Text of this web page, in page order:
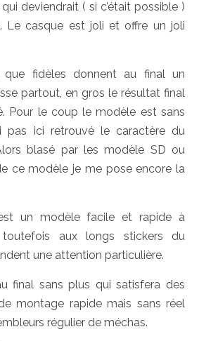
deviendrait ( si c’était possible )
Le casque est joli et offre un joli
que fidèles donnent au final un
partout, en gros le résultat final
Pour le coup le modèle est sans
pas ici retrouvé le caractère du
blasé par les modèle SD ou
ce modèle je me pose encore la
un modèle facile et rapide à
aux longs stickers du
une attention particulière.
final sans plus qui satisfera des
montage rapide mais sans réel
régulier de méchas.